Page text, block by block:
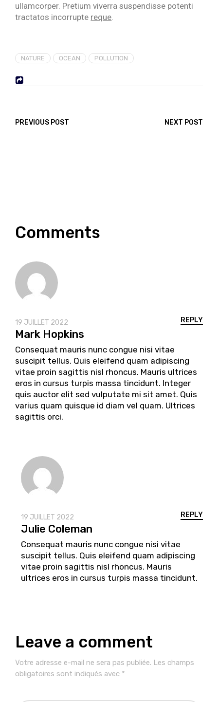
ullamcorper. Pretium viverra suspendisse potenti
tractatos incorrupte reque
NATURE OCEAN POLLUTION
PREVIOUS POST NEXT POST
Comments
Mark Hopkins
19 JUILLET 2022 REPLY
Consequat mauris nunc congue nisi vitae
suscipit tellus. Quis eleifend quam adipiscing
vitae proin sagittis nisl rhoncus. Mauris ultrices
eros in cursus turpis massa tincidunt. Integer
quis auctor elit sed vulputate mi sit amet. Quis
varius quam quisque id diam vel quam. Ultrices
sagittis orci.
Julie Coleman
19 JUILLET 2022 REPLY
Consequat mauris nunc congue nisi vitae
suscipit tellus. Quis eleifend quam adipiscing
vitae proin sagittis nisl rhoncus. Mauris
ultrices eros in cursus turpis massa tincidunt.
Leave a comment
Votre adresse e-mail ne sera pas publiée. Les champs
obligatoires sont indiqués avec *